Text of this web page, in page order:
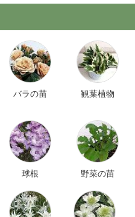
バラの苗 観葉植物
球根 野菜の苗